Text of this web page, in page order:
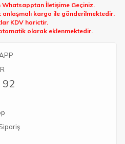
İletişime Geçiniz.
anlaşmalı kargo ile gönderilmektedir.
KDV harictir.
olarak eklenmektedir.
92